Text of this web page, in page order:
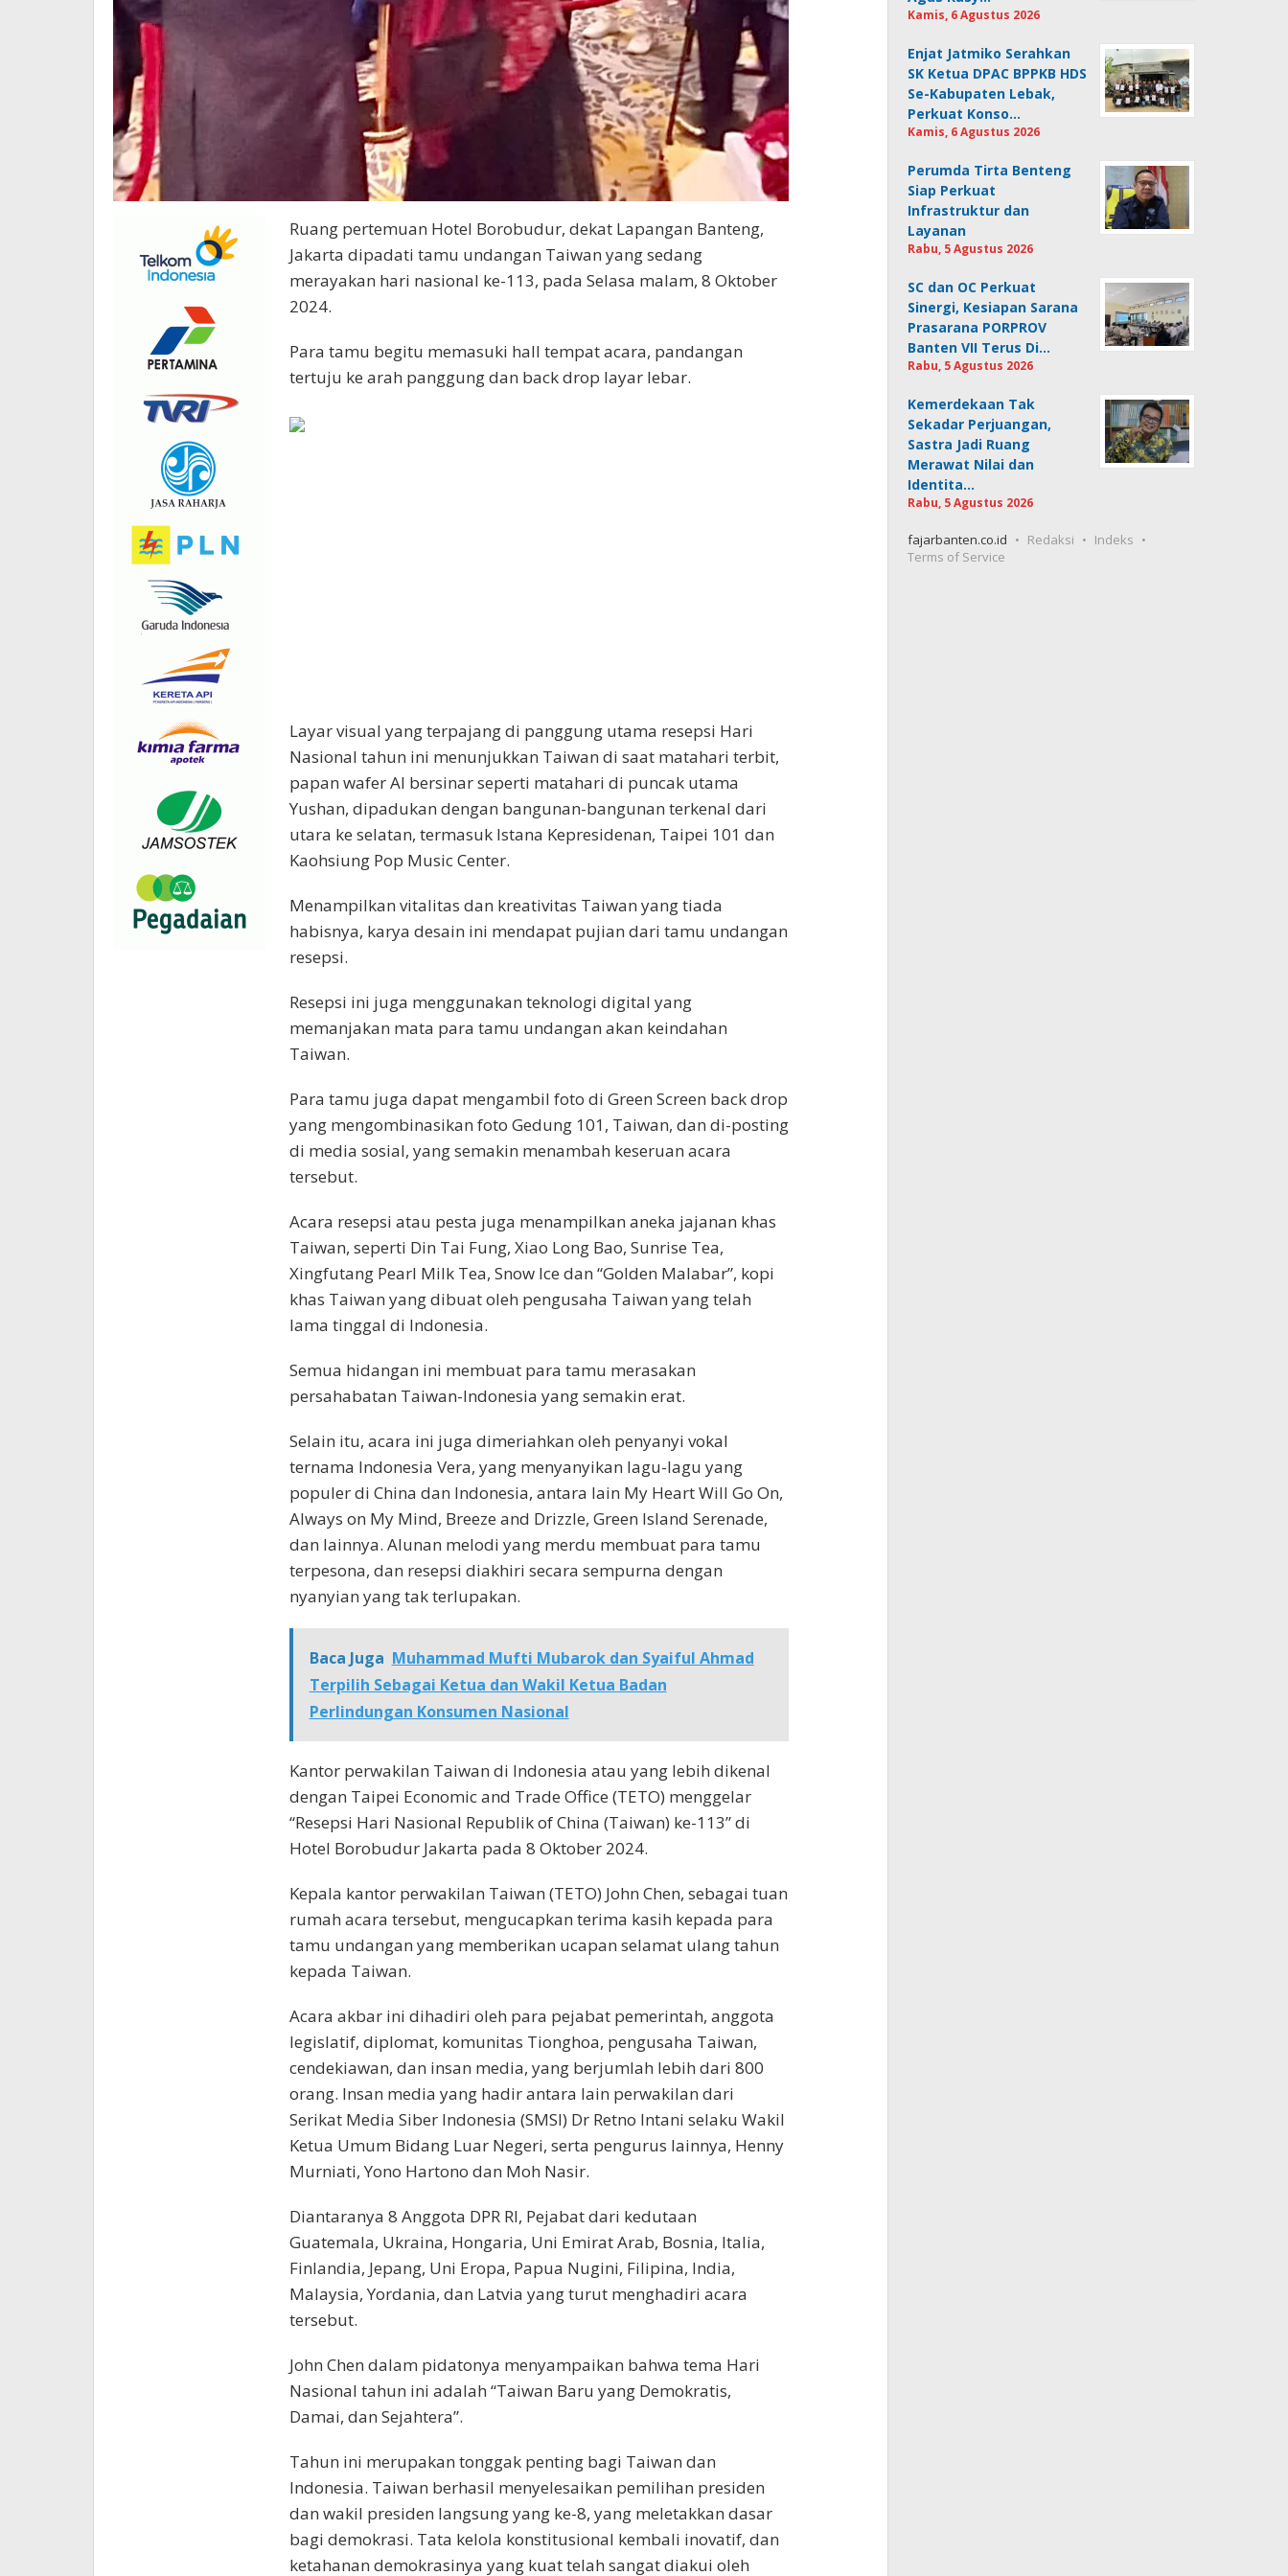
Ruang pertemuan Hotel Borobudur, dekat Lapangan Banteng,
Jakarta dipadati tamu undangan Taiwan yang sedang
merayakan hari nasional ke-113, pada Selasa malam, 8 Oktober
2024.
Para tamu begitu memasuki hall tempat acara, pandangan
tertuju ke arah panggung dan back drop layar lebar.
Layar visual yang terpajang di panggung utama resepsi Hari
Nasional tahun ini menunjukkan Taiwan di saat matahari terbit,
papan wafer AI bersinar seperti matahari di puncak utama
Yushan, dipadukan dengan bangunan-bangunan terkenal dari
utara ke selatan, termasuk Istana Kepresidenan, Taipei 101 dan
Kaohsiung Pop Music Center.
Menampilkan vitalitas dan kreativitas Taiwan yang tiada
habisnya, karya desain ini mendapat pujian dari tamu undangan
resepsi.
Resepsi ini juga menggunakan teknologi digital yang
memanjakan mata para tamu undangan akan keindahan
Taiwan.
Para tamu juga dapat mengambil foto di Green Screen back drop
yang mengombinasikan foto Gedung 101, Taiwan, dan di-posting
di media sosial, yang semakin menambah keseruan acara
tersebut.
Acara resepsi atau pesta juga menampilkan aneka jajanan khas
Taiwan, seperti Din Tai Fung, Xiao Long Bao, Sunrise Tea,
Xingfutang Pearl Milk Tea, Snow Ice dan “Golden Malabar”, kopi
khas Taiwan yang dibuat oleh pengusaha Taiwan yang telah
lama tinggal di Indonesia.
Semua hidangan ini membuat para tamu merasakan
persahabatan Taiwan-Indonesia yang semakin erat.
Selain itu, acara ini juga dimeriahkan oleh penyanyi vokal
ternama Indonesia Vera, yang menyanyikan lagu-lagu yang
populer di China dan Indonesia, antara lain My Heart Will Go On,
Always on My Mind, Breeze and Drizzle, Green Island Serenade,
dan lainnya. Alunan melodi yang merdu membuat para tamu
terpesona, dan resepsi diakhiri secara sempurna dengan
nyanyian yang tak terlupakan.
Baca Juga Muhammad Mufti Mubarok dan Syaiful Ahmad
Terpilih Sebagai Ketua dan Wakil Ketua Badan
Perlindungan Konsumen Nasional
Kantor perwakilan Taiwan di Indonesia atau yang lebih dikenal
dengan Taipei Economic and Trade Office (TETO) menggelar
“Resepsi Hari Nasional Republik of China (Taiwan) ke-113” di
Hotel Borobudur Jakarta pada 8 Oktober 2024.
Kepala kantor perwakilan Taiwan (TETO) John Chen, sebagai tuan
rumah acara tersebut, mengucapkan terima kasih kepada para
tamu undangan yang memberikan ucapan selamat ulang tahun
kepada Taiwan.
Acara akbar ini dihadiri oleh para pejabat pemerintah, anggota
legislatif, diplomat, komunitas Tionghoa, pengusaha Taiwan,
cendekiawan, dan insan media, yang berjumlah lebih dari 800
orang. Insan media yang hadir antara lain perwakilan dari
Serikat Media Siber Indonesia (SMSI) Dr Retno Intani selaku Wakil
Ketua Umum Bidang Luar Negeri, serta pengurus lainnya, Henny
Murniati, Yono Hartono dan Moh Nasir.
Diantaranya 8 Anggota DPR RI, Pejabat dari kedutaan
Guatemala, Ukraina, Hongaria, Uni Emirat Arab, Bosnia, Italia,
Finlandia, Jepang, Uni Eropa, Papua Nugini, Filipina, India,
Malaysia, Yordania, dan Latvia yang turut menghadiri acara
tersebut.
John Chen dalam pidatonya menyampaikan bahwa tema Hari
Nasional tahun ini adalah “Taiwan Baru yang Demokratis,
Damai, dan Sejahtera”.
Tahun ini merupakan tonggak penting bagi Taiwan dan
Indonesia. Taiwan berhasil menyelesaikan pemilihan presiden
dan wakil presiden langsung yang ke-8, yang meletakkan dasar
bagi demokrasi. Tata kelola konstitusional kembali inovatif, dan
ketahanan demokrasinya yang kuat telah sangat diakui oleh
Kamis, 6 Agustus 2026
Enjat Jatmiko Serahkan
SK Ketua DPAC BPPKB HDS
Se-Kabupaten Lebak,
Perkuat Konso…
Kamis, 6 Agustus 2026
Perumda Tirta Benteng
Siap Perkuat
Infrastruktur dan
Layanan
Rabu, 5 Agustus 2026
SC dan OC Perkuat
Sinergi, Kesiapan Sarana
Prasarana PORPROV
Banten VII Terus Di…
Rabu, 5 Agustus 2026
Kemerdekaan Tak
Sekadar Perjuangan,
Sastra Jadi Ruang
Merawat Nilai dan
Identita…
Rabu, 5 Agustus 2026
fajarbanten.co.id Redaksi
Indeks
Terms of Service